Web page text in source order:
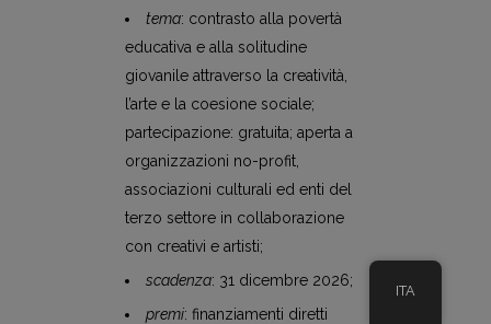
tema: contrasto alla povertà
educativa e alla solitudine
giovanile attraverso la creatività,
l’arte e la coesione sociale;
partecipazione: gratuita; aperta a
organizzazioni no-profit,
associazioni culturali ed enti del
terzo settore in collaborazione
con creativi e artisti;
scadenza: 31 dicembre 2026;
premi: finanziamenti diretti
ITA